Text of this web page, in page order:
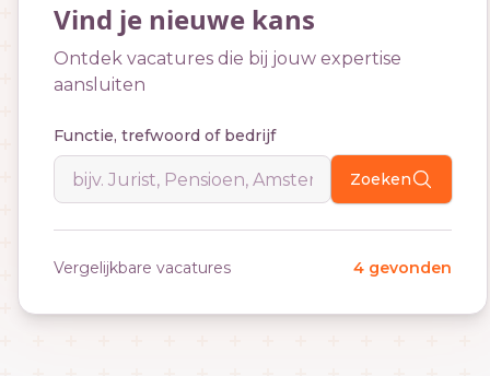
Vind je nieuwe kans
Ontdek vacatures die bij jouw expertise
aansluiten
Functie, trefwoord of bedrijf
Zoeken
Vergelijkbare vacatures 4 gevonden